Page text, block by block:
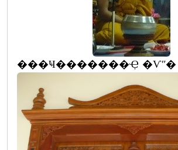
���Ҹ�������Ҿ �Ѵʺ�